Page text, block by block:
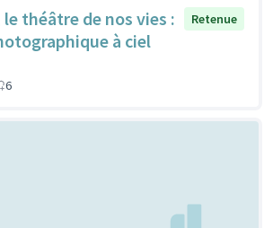
théâtre de nos vies :
à ciel
Retenue
6